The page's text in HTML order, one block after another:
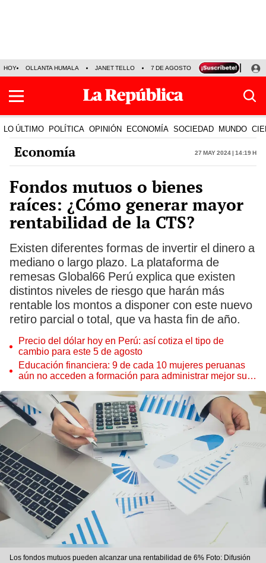
HOY OLLANTA HUMALA JANET TELLO 7 DE AGOSTO TINKA RESULTADOS
LO ÚLTIMO POLÍTICA OPINIÓN ECONOMÍA SOCIEDAD MUNDO
Economía 27 May 2024 | 14:19 h
Fondos mutuos o bienes
raíces: ¿Cómo generar mayor
rentabilidad de la CTS?
Existen diferentes formas de invertir el dinero a
mediano o largo plazo. La plataforma de
remesas Global66 Perú explica que existen
distintos niveles de riesgo que harán más
rentable los montos a disponer con este nuevo
retiro parcial o total, que va hasta fin de año.
Precio del dólar hoy en Perú: así cotiza el tipo de
cambio para este 5 de agosto
Educación financiera: 9 de cada 10 mujeres peruanas
aún no acceden a formación para administrar mejor su
Los fondos mutuos pueden alcanzar una rentabilidad de 6% Foto: Difusión